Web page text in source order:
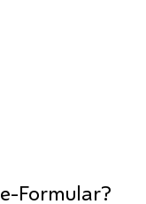
Formular?